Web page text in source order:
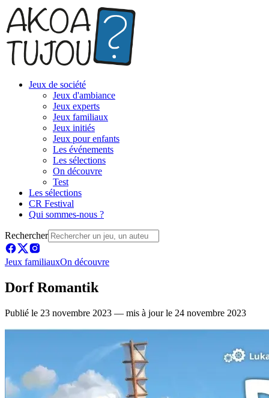
Jeux de société
Jeux d'ambiance
Jeux experts
Jeux familiaux
Jeux initiés
Jeux pour enfants
Les événements
Les sélections
On découvre
Test
Les sélections
CR Festival
Qui sommes-nous ?
Rechercher
Jeux familiauxOn découvre
Dorf Romantik
Publié le 23 novembre 2023 — mis à jour le 24 novembre 2023